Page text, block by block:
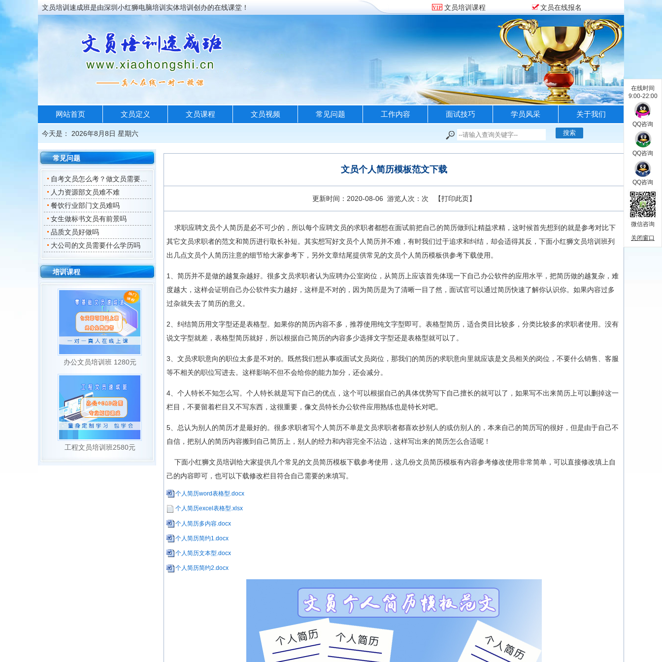
文员培训速成班是由深圳小红狮电脑培训实体培训创办的在线课堂！ 文员培训课程 文员在线报名
网站首页 文员定义 文员课程 文员视频 常见问题 工作内容 面试技巧 学员风采 关于我们
今天是： 2026年8月8日 星期六
常见问题
自考文员怎么考？做文员需要考证吗？
人力资源部文员难不难
餐饮行业部门文员难吗
女生做标书文员有前景吗
品质文员好做吗
大公司的文员需要什么学历吗
培训课程
办公文员培训班 1280元
工程文员培训班2580元
文员个人简历模板范文下载
更新时间：2020-08-06 游览人次： 次 【打印此页】
求职应聘文员个人简历是必不可少的，所以每个应聘文员的求职者都想在面试前把自己的简历做到让精益求精，这时候首先想到的就是参考对比下
其它文员求职者的范文和简历进行取长补短。其实想写好文员个人简历并不难，有时我们过于追求和纠结，却会适得其反，下面小红狮文员培训班列
出几点文员个人简历注意的细节给大家参考下，另外文章结尾提供常见的文员个人简历模板供参考下载使用。
1、简历并不是做的越复杂越好。很多文员求职者认为应聘办公室岗位，从简历上应该首先体现一下自己办公软件的应用水平，把简历做的越复杂，难
度越大，这样会证明自己办公软件实力越好，这样是不对的，因为简历是为了清晰一目了然，面试官可以通过简历快速了解你认识你。如果内容过多
过杂就失去了简历的意义。
2、纠结简历用文字型还是表格型。如果你的简历内容不多，推荐使用纯文字型即可。表格型简历，适合类目比较多，分类比较多的求职者使用。没有
说文字型就差，表格型简历就好，所以根据自己简历的内容多少选择文字型还是表格型就可以了。
3、文员求职意向的职位太多是不对的。既然我们想从事或面试文员岗位，那我们的简历的求职意向里就应该是文员相关的岗位，不要什么销售、客服
等不相关的职位写进去。这样影响不但不会给你的能力加分，还会减分。
4、个人特长不知怎么写。个人特长就是写下自己的优点，这个可以根据自己的具体优势写下自己擅长的就可以了，如果写不出来简历上可以删掉这一
栏目，不要留着栏目又不写东西，这很重要，像文员特长办公软件应用熟练也是特长对吧。
5、总认为别人的简历才是最好的。很多求职者写个人简历不单是文员求职者都喜欢抄别人的或仿别人的，本来自己的简历写的很好，但是由于自己不
自信，把别人的简历内容搬到自己简历上，别人的经力和内容完全不沾边，这样写出来的简历怎么合适呢！
下面小红狮文员培训给大家提供几个常见的文员简历模板下载参考使用，这几份文员简历模板有内容参考修改使用非常简单，可以直接修改填上自
己的内容即可，也可以下载修改栏目符合自己需要的来填写。
个人简历word表格型.docx
个人简历excel表格型.xlsx
个人简历多内容.docx
个人简历简约1.docx
个人简历文本型.docx
个人简历简约2.docx
在线时间
9:00-22:00
QQ咨询
QQ咨询
QQ咨询
微信咨询
关闭窗口